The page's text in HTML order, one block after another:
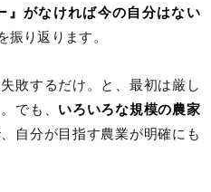
』がなければ今の自分はない
振り返ります。
敗するだけ。と、最初は厳し
でも、 いろいろな規模の農家
自分が目指す農業が明確にも